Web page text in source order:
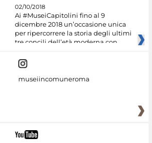
02/10/2018
Ai #MuseiCapitolini fino al 9
dicembre 2018 un’occasione unica
per ripercorrere la storia degli ultimi
tre concili dell’età moderna con
museiincomuneroma